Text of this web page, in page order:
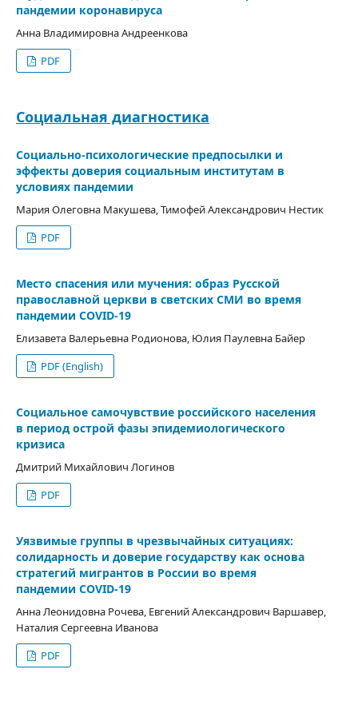
пандемии коронавируса
Анна Владимировна Андреенкова
PDF
Социальная диагностика
Социально-психологические предпосылки и
эффекты доверия социальным институтам в
условиях пандемии
Мария Олеговна Макушева, Тимофей Александрович Нестик
PDF
Место спасения или мучения: образ Русской
православной церкви в светских СМИ во время
пандемии COVID-19
Елизавета Валерьевна Родионова, Юлия Паулевна Байер
PDF (English)
Социальное самочувствие российского населения
в период острой фазы эпидемиологического
кризиса
Дмитрий Михайлович Логинов
PDF
Уязвимые группы в чрезвычайных ситуациях:
солидарность и доверие государству как основа
стратегий мигрантов в России во время
пандемии COVID-19
Анна Леонидовна Рочева, Евгений Александрович Варшавер,
Наталия Сергеевна Иванова
PDF